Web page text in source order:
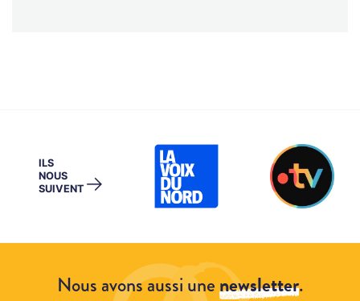
ILS
NOUS
SUIVENT →
Nous avons aussi unenewsletter.